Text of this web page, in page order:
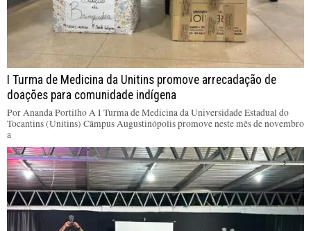
I Turma de Medicina da Unitins promove arrecadação de
doações para comunidade indígena
Por Ananda Portilho A I Turma de Medicina da Universidade Estadual do
Tocantins (Unitins) Câmpus Augustinópolis promove neste mês de novembro
a